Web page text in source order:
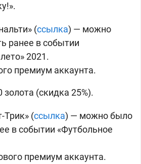
(ссылка) — можно
ранее в событии
2021.
премиум аккаунта.
золота (скидка 25%).
Трик» (ссылка) — можно было
в событии «Футбольное
премиум аккаунта.